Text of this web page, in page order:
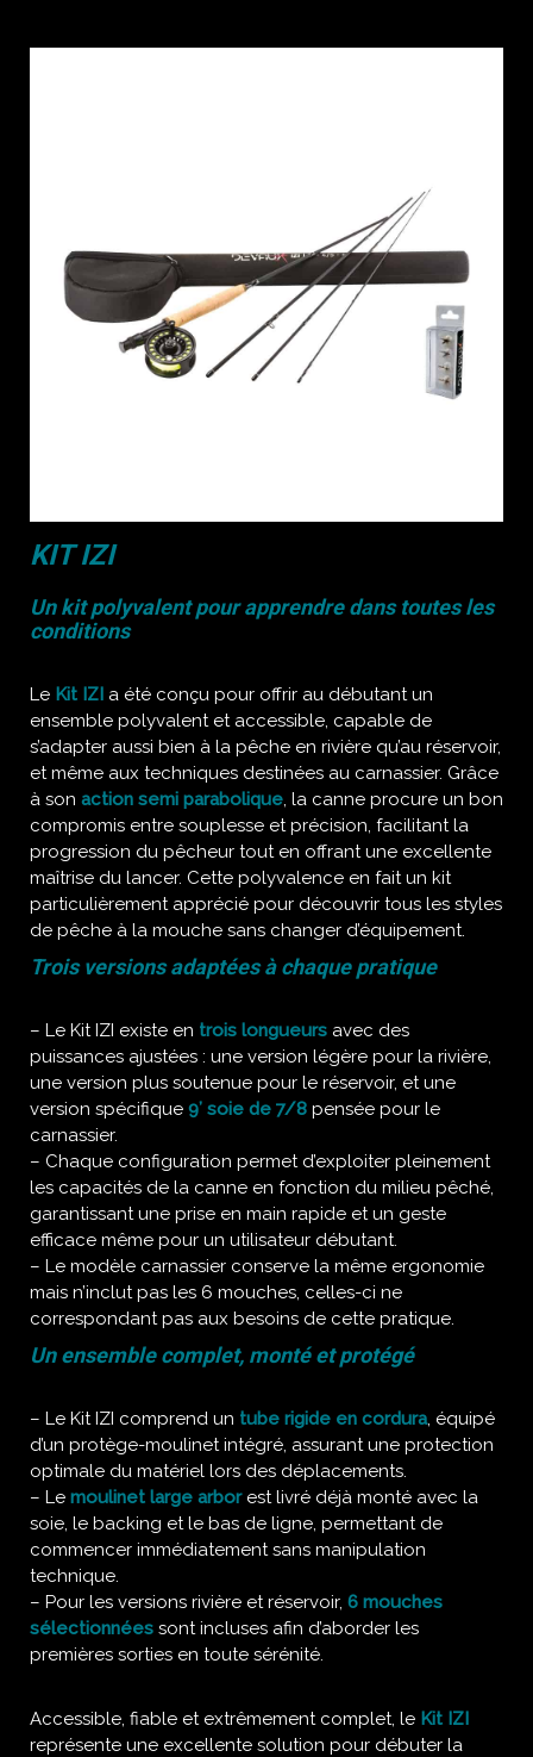
KIT IZI
Un kit polyvalent pour apprendre dans toutes les
conditions
Le Kit IZI a été conçu pour offrir au débutant un
ensemble polyvalent et accessible, capable de
s’adapter aussi bien à la pêche en rivière qu’au réservoir,
et même aux techniques destinées au carnassier. Grâce
à son action semi parabolique, la canne procure un bon
compromis entre souplesse et précision, facilitant la
progression du pêcheur tout en offrant une excellente
maîtrise du lancer. Cette polyvalence en fait un kit
particulièrement apprécié pour découvrir tous les styles
de pêche à la mouche sans changer d’équipement.
Trois versions adaptées à chaque pratique
– Le Kit IZI existe en trois longueurs avec des
puissances ajustées : une version légère pour la rivière,
une version plus soutenue pour le réservoir, et une
version spécifique 9’ soie de 7/8 pensée pour le
carnassier.
– Chaque configuration permet d’exploiter pleinement
les capacités de la canne en fonction du milieu pêché,
garantissant une prise en main rapide et un geste
efficace même pour un utilisateur débutant.
– Le modèle carnassier conserve la même ergonomie
mais n’inclut pas les 6 mouches, celles-ci ne
correspondant pas aux besoins de cette pratique.
Un ensemble complet, monté et protégé
– Le Kit IZI comprend un tube rigide en cordura, équipé
d’un protège-moulinet intégré, assurant une protection
optimale du matériel lors des déplacements.
– Le moulinet large arborest livré déjà monté avec la
soie, le backing et le bas de ligne, permettant de
commencer immédiatement sans manipulation
technique.
– Pour les versions rivière et réservoir, 6 mouches
sélectionnées sont incluses afin d’aborder les
premières sorties en toute sérénité.
Accessible, fiable et extrêmement complet, le Kit IZI
représente une excellente solution pour débuter la